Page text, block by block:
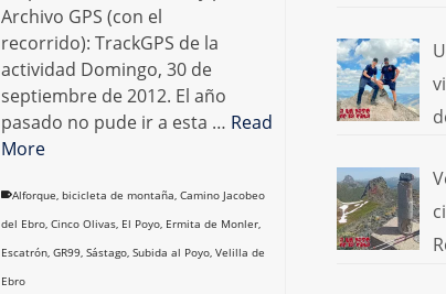
Archivo GPS (con el
recorrido): TrackGPS de la
actividad Domingo, 30 de
septiembre de 2012. El año
pasado no pude ir a esta … Read
More
Alforque, bicicleta de montaña, Camino Jacobeo
del Ebro, Cinco Olivas, El Poyo, Ermita de Monler,
Escatrón, GR99, Sástago, Subida al Poyo, Velilla de
Ebro